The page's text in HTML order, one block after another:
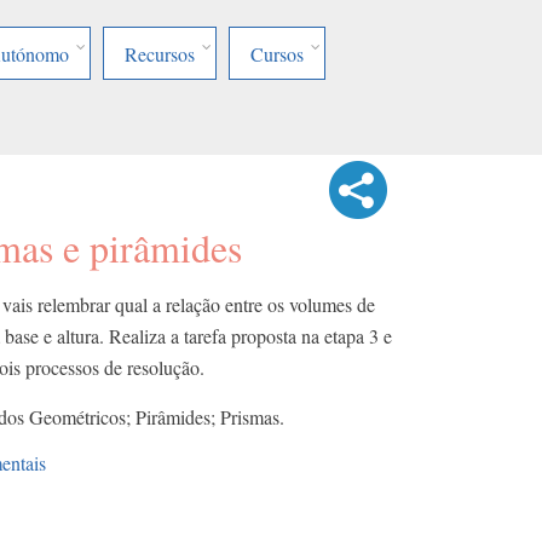
Recursos Cursos
e pirâmides
relembrar qual a relação entre os volumes de
e altura. Realiza a tarefa proposta na etapa 3 e
processos de resolução.
Geométricos; Pirâmides; Prismas.